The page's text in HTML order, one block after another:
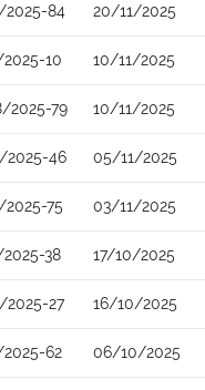
2025-84 20/11/2025
10 10/11/2025
2025-79 10/11/2025
2025-46 05/11/2025
75 03/11/2025
38 17/10/2025
2025-27 16/10/2025
62 06/10/2025